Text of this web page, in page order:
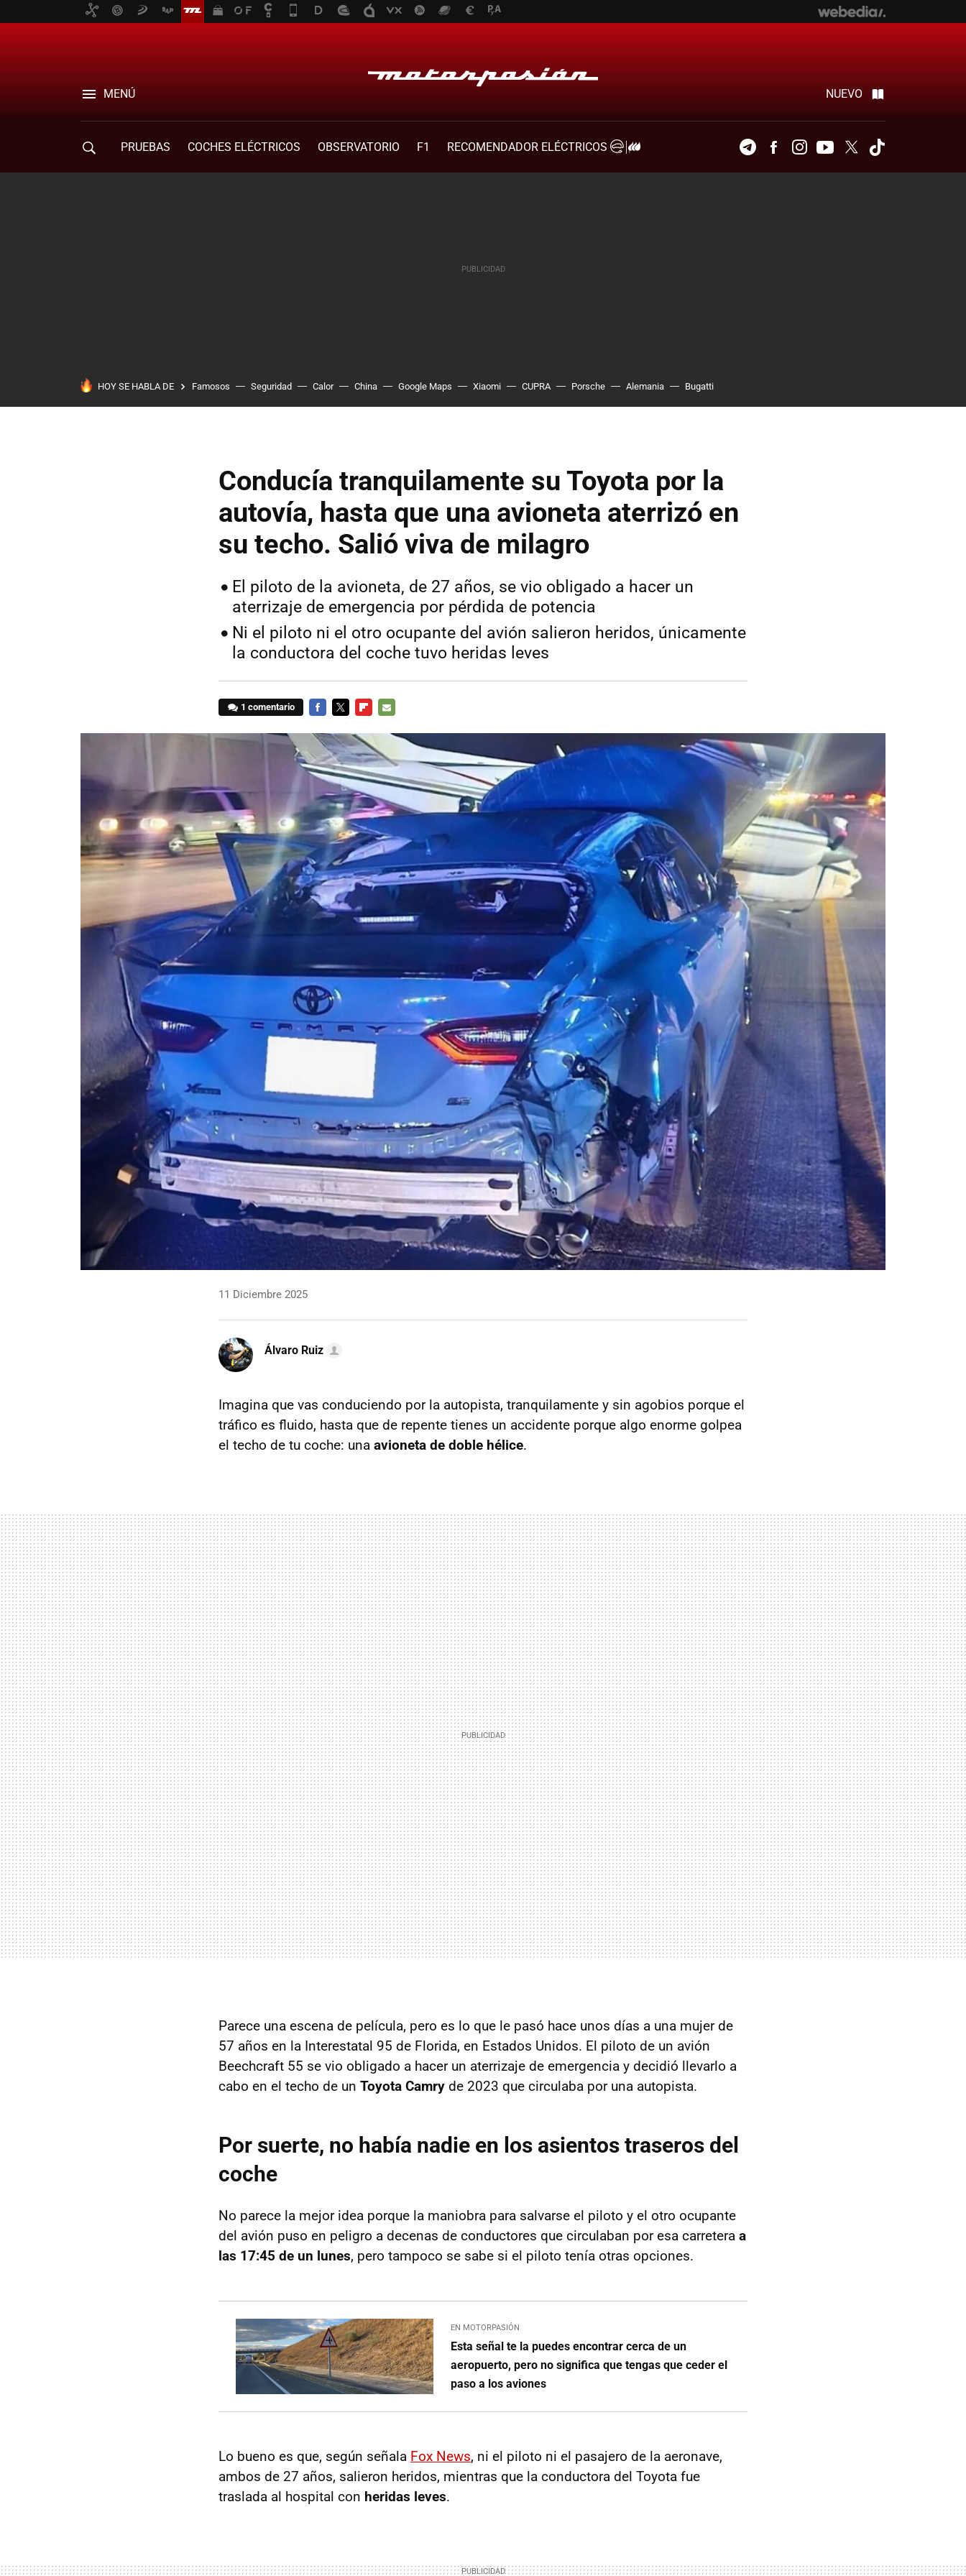
MENÚ NUEVO
PRUEBAS COCHES ELÉCTRICOS OBSERVATORIO F1
RECOMENDADOR ELÉCTRICOS
TelegramFacebookInstagramYoutubeTwitter
HOY SE HABLA DE Famosos Seguridad Calor China Google Maps Xiaomi CUPRA Porsche Alemania Bugatti
Conducía tranquilamente su Toyota por la
autovía, hasta que una avioneta aterrizó en
su techo. Salió viva de milagro
El piloto de la avioneta, de 27 años, se vio obligado a hacer un
aterrizaje de emergencia por pérdida de potencia
Ni el piloto ni el otro ocupante del avión salieron heridos, únicamente
la conductora del coche tuvo heridas leves
1 comentario
MAIL
11 Diciembre 2025
Álvaro Ruiz
Imagina que vas conduciendo por la autopista, tranquilamente y sin agobios porque el
tráfico es fluido, hasta que de repente tienes un accidente porque algo enorme golpea
el techo de tu coche: una avioneta de doble hélice.
Parece una escena de película, pero es lo que le pasó hace unos días a una mujer de
57 años en la Interestatal 95 de Florida, en Estados Unidos. El piloto de un avión
Beechcraft 55 se vio obligado a hacer un aterrizaje de emergencia y decidió llevarlo a
cabo en el techo de un Toyota Camry de 2023 que circulaba por una autopista.
Por suerte, no había nadie en los asientos traseros del
coche
No parece la mejor idea porque la maniobra para salvarse el piloto y el otro ocupante
del avión puso en peligro a decenas de conductores que circulaban por esa carretera a
las 17:45 de un lunes, pero tampoco se sabe si el piloto tenía otras opciones.
EN MOTORPASIÓN
Esta señal te la puedes encontrar cerca de un
aeropuerto, pero no significa que tengas que ceder el
paso a los aviones
Lo bueno es que, según señala Fox News, ni el piloto ni el pasajero de la aeronave,
ambos de 27 años, salieron heridos, mientras que la conductora del Toyota fue
traslada al hospital con heridas leves.